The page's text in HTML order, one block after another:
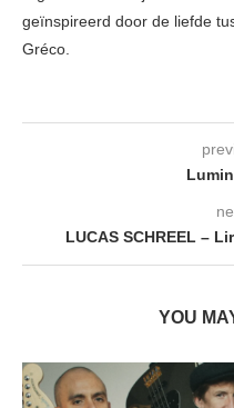
geïnspireerd door de liefde
Gréco.
LUCAS SCHREEL –
YOU